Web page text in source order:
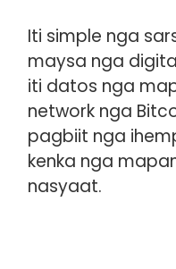
Iti simple nga
maysa nga
iti datos nga
network nga
pagbiit nga
kenka nga
nasyaat.